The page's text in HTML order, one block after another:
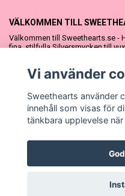
VÄLKOMMEN TILL
Välkommen till Sweethearts.se -
fina, stilfulla Silversmycken till
vår söta Sweethearts kolllektion
©
Vi använder
Sweethearts använder
innehåll som visas för
tänkbara upplevelse